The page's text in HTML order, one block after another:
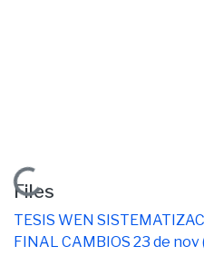
Loading...
Files
TESIS WEN
FINAL CAMBIOS 23 de nov